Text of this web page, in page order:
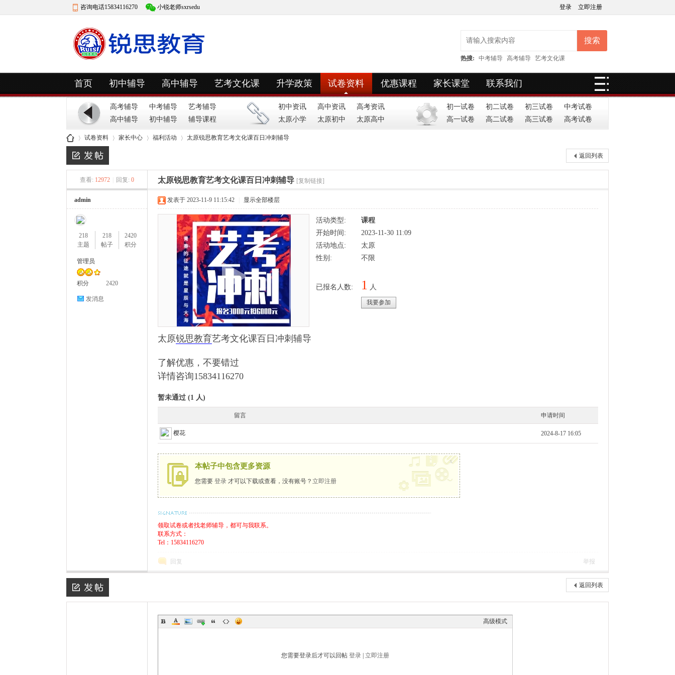
咨询电话15834116270 小锐老师sxrsedu 登录 立即注册
搜索
热搜: 中考辅导 高考辅导 艺考文化课
快捷导航
首页 初中辅导 高中辅导 艺考文化课 升学政策 试卷资料 优惠课程 家长课堂 联系我们
高考辅导 中考辅导
艺考辅导
高中辅导
初中辅导 辅导课程
初中资讯 高中资讯
高考资讯
太原小学
太原初中 太原高中
初一试卷 初二试卷 初三试卷
中考试卷
高一试卷
高二试卷 高三试卷 高考试卷
试卷资料
›
家长中心 福利活动
›
太原锐思教育艺考文化课百日冲刺辅导
返回列表
查看: 12972 回复: 0 太原锐思教育艺考文化课百日冲刺辅导 [复制链接]
admin
218
主题
218
帖子
2420
积分
管理员
积分 2420
发消息
发表于 2023-11-9 11:15:42 显示全部楼层
活动类型:
课程
开始时间:
2023-11-30 11:09
活动地点:
太原
性别:
不限
已报名人数: 1 人
我要参加
太原锐思教育艺考文化课百日冲刺辅导
了解优惠，不要错过
详情咨询15834116270
暂未通过 (1 人)
留言 申请时间
樱花 2024-8-17 16:05
本帖子中包含更多资源
您需要 登录 才可以下载或查看，没有账号？ 立即注册
x
领取试卷或者找老师辅导，都可与我联系。
联系方式：
Tel：15834116270
回复 举报
返回列表
高级模式
您需要登录后才可以回帖 登录 立即注册